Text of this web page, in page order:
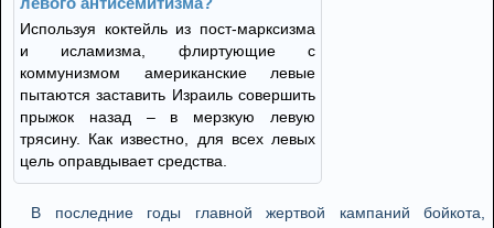
Используя коктейль из пост-марксизма
и исламизма, флиртующие с
коммунизмом американские левые
пытаются заставить Израиль совершить
прыжок назад – в мерзкую левую
трясину. Как известно, для всех левых
цель оправдывает средства.
В последние годы главной жертвой кампаний бойкота,